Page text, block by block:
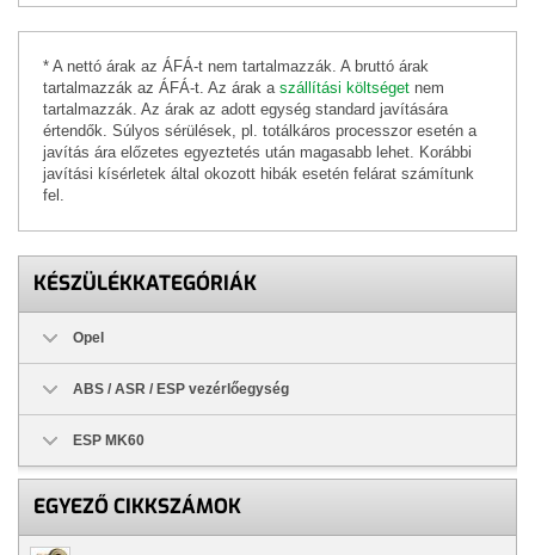
* A nettó árak az ÁFÁ-t nem tartalmazzák. A bruttó árak
tartalmazzák az ÁFÁ-t. Az árak a szállítási költséget nem
tartalmazzák. Az árak az adott egység standard javítására
értendők. Súlyos sérülések, pl. totálkáros processzor esetén a
javítás ára előzetes egyeztetés után magasabb lehet. Korábbi
javítási kísérletek által okozott hibák esetén felárat számítunk
fel.
KÉSZÜLÉKKATEGÓRIÁK
Opel
ABS / ASR / ESP vezérlőegység
ESP MK60
EGYEZŐ CIKKSZÁMOK